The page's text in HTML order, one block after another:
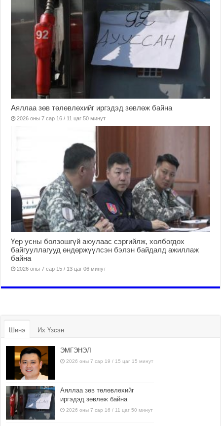
Аяллаа зөв төлөвлөхийг иргэдэд зөвлөж байна
2026 оны 7 сар 16 / 11 цаг 50 минут
Үер усны болзошгүй аюулаас сэргийлж, холбогдох
байгууллагууд өндөржүүлсэн бэлэн байдалд ажиллаж
байна
2026 оны 7 сар 15 / 13 цаг 06 минут
Шинэ Их Үзсэн
ЭМГЭНЭЛ
2026 оны 7 сар 19 / 15 цаг 15 минут
Аяллаа зөв төлөвлөхийг
иргэдэд зөвлөж байна
2026 оны 7 сар 16 / 11 цаг 50 минут